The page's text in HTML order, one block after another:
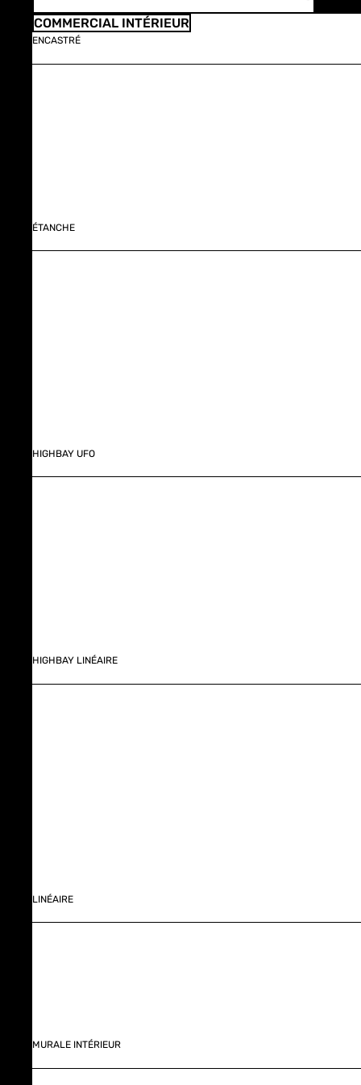
COMMERCIAL INTÉRIEUR
ENCASTRÉ
ÉTANCHE
HIGHBAY UFO
HIGHBAY LINÉAIRE
LINÉAIRE
MURALE INTÉRIEUR